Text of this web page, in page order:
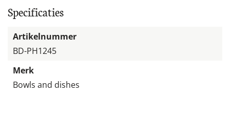
Specificaties
Artikelnummer
BD-PH1245
Merk
Bowls and dishes